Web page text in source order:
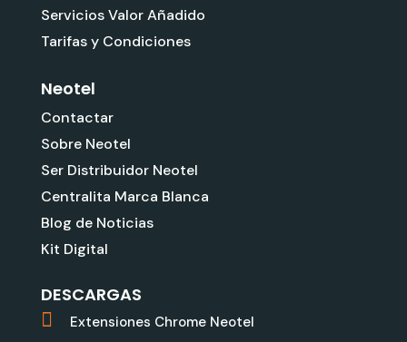
Servicios Valor Añadido
Tarifas y Condiciones
Neotel
Contactar
Sobre Neotel
Ser Distribuidor Neotel
Centralita Marca Blanca
Blog de Noticias
Kit Digital
DESCARGAS
Extensiones Chrome Neotel